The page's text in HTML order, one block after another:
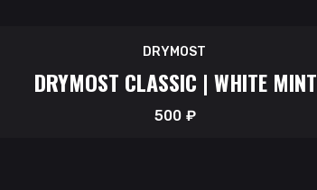
DRYMOST
DRYMOST CLASSIC | WHITE MINT
500₽